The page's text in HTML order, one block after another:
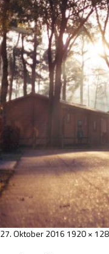
Veröffentlicht
27. Oktober 2016 Volle
1920 ×